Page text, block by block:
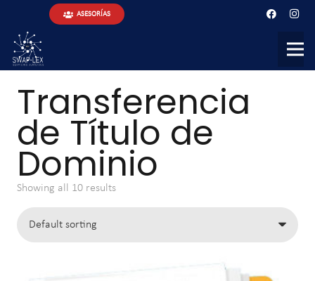
ASESORÍAS
Transferencia
de Título de
Dominio
Showing all 10 results